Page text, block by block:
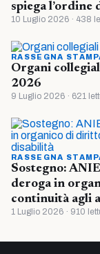
spiega l’ordine
10 Luglio 2026 · 438
RASSEGNA
Organi
2026
9 Luglio 2026 · 621
RASSEGNA
Sostegno:
deroga in
continuità agli
1 Luglio 2026 · 910